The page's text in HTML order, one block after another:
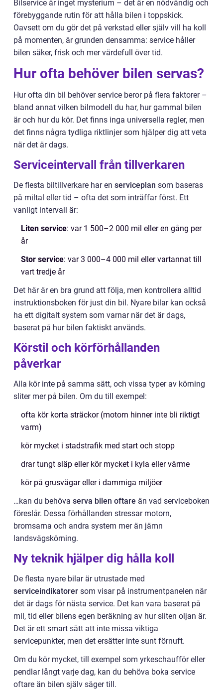
Bilservice är inget mysterium – det är en nödvändig och
förebyggande rutin för att hålla bilen i toppskick.
Oavsett om du gör det på verkstad eller själv vill ha koll
på momenten, är grunden densamma: service håller
bilen säker, frisk och mer värdefull över tid.
Hur ofta behöver bilen servas?
Hur ofta din bil behöver service beror på flera faktorer –
bland annat vilken bilmodell du har, hur gammal bilen
är och hur du kör. Det finns inga universella regler, men
det finns några tydliga riktlinjer som hjälper dig att veta
när det är dags.
Serviceintervall från tillverkaren
De flesta biltillverkare har en serviceplan som baseras
på miltal eller tid – ofta det som inträffar först. Ett
vanligt intervall är:
Liten service: var 1 500–2 000 mil eller en gång per
år
Stor service: var 3 000–4 000 mil eller vartannat till
vart tredje år
Det här är en bra grund att följa, men kontrollera alltid
instruktionsboken för just din bil. Nyare bilar kan också
ha ett digitalt system som varnar när det är dags,
baserat på hur bilen faktiskt används.
Körstil och körförhållanden
påverkar
Alla kör inte på samma sätt, och vissa typer av körning
sliter mer på bilen. Om du till exempel:
ofta kör korta sträckor (motorn hinner inte bli riktigt
varm)
kör mycket i stadstrafik med start och stopp
drar tungt släp eller kör mycket i kyla eller värme
kör på grusvägar eller i dammiga miljöer
…kan du behöva serva bilen oftare än vad serviceboken
föreslår. Dessa förhållanden stressar motorn,
bromsarna och andra system mer än jämn
landsvägskörning.
Ny teknik hjälper dig hålla koll
De flesta nyare bilar är utrustade med
serviceindikatorer som visar på instrumentpanelen när
det är dags för nästa service. Det kan vara baserat på
mil, tid eller bilens egen beräkning av hur sliten oljan är.
Det är ett smart sätt att inte missa viktiga
servicepunkter, men det ersätter inte sunt förnuft.
Om du kör mycket, till exempel som yrkeschaufför eller
pendlar långt varje dag, kan du behöva boka service
oftare än bilen själv säger till.